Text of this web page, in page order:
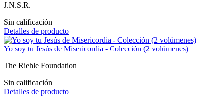
J.N.S.R.
Sin calificación
Detalles de producto
Yo soy tu Jesús de Misericordia - Colección (2 volúmenes)
The Riehle Foundation
Sin calificación
Detalles de producto